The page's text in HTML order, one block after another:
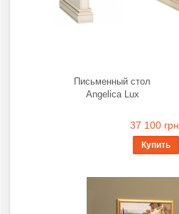
Письменный стол
Angelica Lux
37 100 грн.
Купить